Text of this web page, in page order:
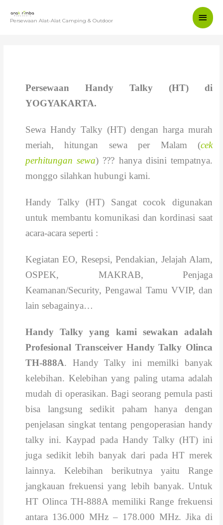
Persewaan Alat-Alat Camping & Outdoor
Persewaan Handy Talky (HT) di
YOGYAKARTA.
Sewa Handy Talky (HT) dengan harga murah
meriah, hitungan sewa per Malam (cek
perhitungan sewa) ??? hanya disini tempatnya.
monggo silahkan hubungi kami.
Handy Talky (HT) Sangat cocok digunakan
untuk membantu komunikasi dan kordinasi saat
acara-acara seperti :
Kegiatan EO, Resepsi, Pendakian, Jelajah Alam,
OSPEK, MAKRAB, Penjaga
Keamanan/Security, Pengawal Tamu VVIP, dan
lain sebagainya…
Handy Talky yang kami sewakan adalah
Profesional Transceiver Handy Talky Olinca
TH-888A. Handy Talky ini memilki banyak
kelebihan. Kelebihan yang paling utama adalah
mudah di operasikan. Bagi seorang pemula pasti
bisa langsung sedikit paham hanya dengan
penjelasan singkat tentang pengoperasian handy
talky ini. Kaypad pada Handy Talky (HT) ini
juga sedikit lebih banyak dari pada HT merek
lainnya. Kelebihan berikutnya yaitu Range
jangkauan frekuensi yang lebih banyak. Untuk
HT Olinca TH-888A memiliki Range frekuensi
antara 136.000 MHz – 178.000 MHz. Jika di